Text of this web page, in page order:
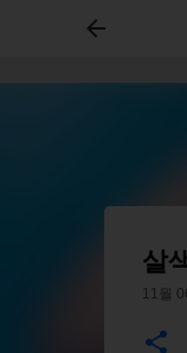
살
11월